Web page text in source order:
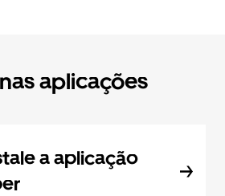
aplicações
a aplicação